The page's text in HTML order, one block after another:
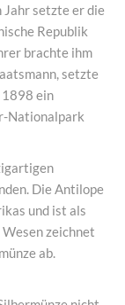
Jahr setzte er die
Republik
brachte ihm
setzte
1898 ein
Nationalpark
Die Antilope
und ist als
zeichnet
ab.